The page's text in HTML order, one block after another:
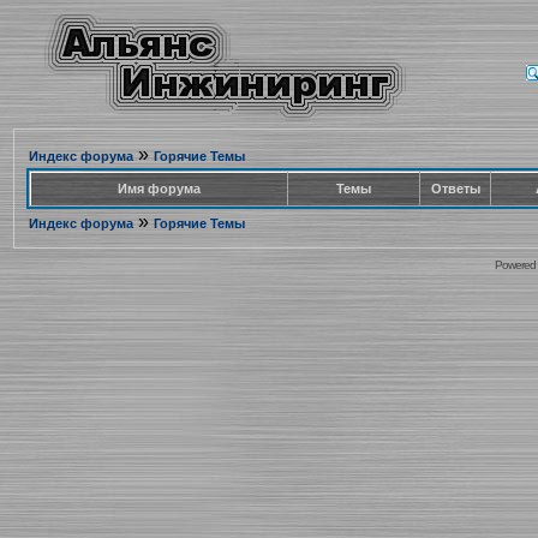
Индекс форума» Горячие Темы
Имя форума Темы Ответы
Индекс форума» Горячие Темы